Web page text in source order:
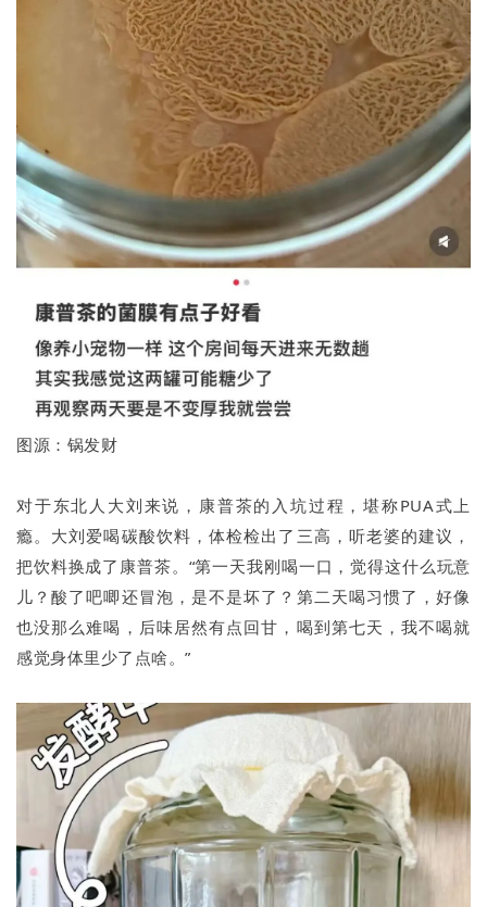
图源：锅发财
对于东北人大刘来说，康普茶的入坑过程，堪称PUA式上
瘾。大刘爱喝碳酸饮料，体检检出了三高，听老婆的建议，
把饮料换成了康普茶。“第一天我刚喝一口，觉得这什么玩意
儿？酸了吧唧还冒泡，是不是坏了？第二天喝习惯了，好像
也没那么难喝，后味居然有点回甘，喝到第七天，我不喝就
感觉身体里少了点啥。”